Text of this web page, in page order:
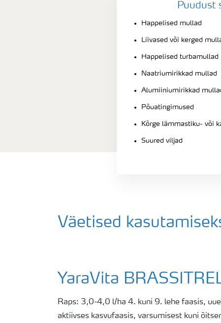
Puudust
Happelised mullad
Liivased või kerged
Happelised turbamullad
Naatriumirikkad mullad
Alumiiniumirikkad
Põuatingimused
Kõrge lämmastiku- või
Suured viljad
Väetised
YaraVita
Raps: 3,0-4,0 l/ha 4. kuni 9. lehe faasis,
aktiivses kasvufaasis, varsumisest kuni